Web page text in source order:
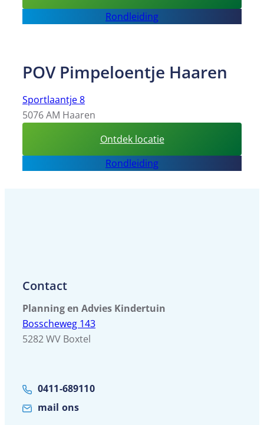
KDV
de
Rondleiding
POV Pimpeloentje Haaren
Sportlaantje 8
5076 AM Haaren
Ontdek locatie:
POV
Pimpeloentje
Rondleiding
Contact
Planning en Advies Kindertuin
Bosscheweg 143
5282 WV Boxtel
0411-689110
mail ons